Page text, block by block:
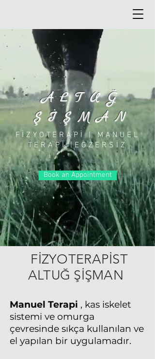
ALTUĞ
ŞİŞMAN
FİZYOTERAPİ | MANUEL
TERAPİ |EGZERSİZ
Book an Appointment
FİZYOTERAPİST
ALTUĞ ŞİŞMAN
Manuel Terapi , kas iskelet
sistemi ve omurga
çevresinde sıkça kullanılan ve
el yapılan bir uygulamadır.